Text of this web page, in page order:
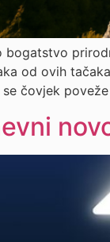
bogatstvo
od ovih
čovjek